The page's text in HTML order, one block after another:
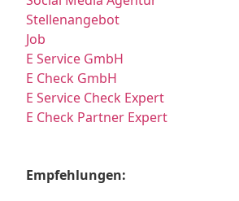
Stellenangebot
Job
E Service GmbH
E Check GmbH
E Service Check Expert
E Check Partner Expert
Empfehlungen: